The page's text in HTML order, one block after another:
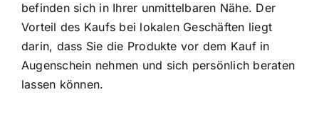
befinden sich in Ihrer unmittelbaren Nähe. Der
Vorteil des Kaufs bei lokalen Geschäften liegt
darin, dass Sie die Produkte vor dem Kauf in
Augenschein nehmen und sich persönlich beraten
lassen können.